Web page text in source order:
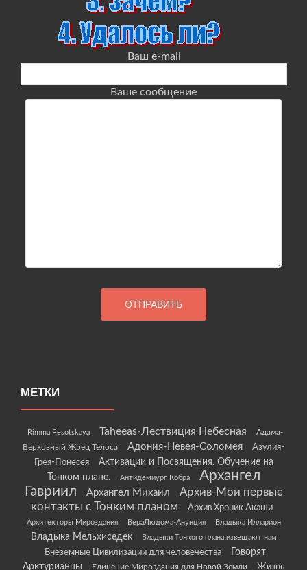
Ваш e-mail
Ваше сообщение
МЕТКИ
Rimma Pesotskaya Taheeas-Лествиция Небесная
Адама-
Верховный Жрец Телоса
Адония-Невея-Соломея
Азулия-
Грея-Понесея
Активации и Посвящения. Обучение на
Тонком плане.
Антидемиург Кобра
Архангел
Гавриил
Архангел Михаил
Архив-Мои первые
контакты с Тонким планом
Архив Хроник Акаши
Архитекторы Мироздания ВераЛюдома-Анунция Владыка Илларион
Владыка Мельхиседек Владыки Тонкого плана извещают нам
Внеземные Цивилизации для человечества
Говорят
Арктурианцы
Единение Мироздания для Новой Земли
Жизнь